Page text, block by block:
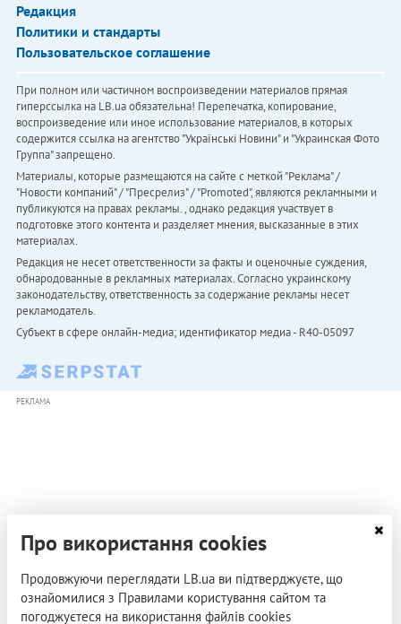
Редакция
Политики и стандарты
Пользовательское соглашение
При полном или частичном воспроизведении материалов прямая
гиперссылка на LB.ua обязательна! Перепечатка, копирование,
воспроизведение или иное использование материалов, в которых
содержится ссылка на агентство "Українськi Новини" и "Украинская Фото
Группа" запрещено.
Материалы, которые размещаются на сайте с меткой "Реклама" /
"Новости компаний" / "Пресрелиз" / "Promoted", являются рекламными и
публикуются на правах рекламы. , однако редакция участвует в
подготовке этого контента и разделяет мнения, высказанные в этих
материалах.
Редакция не несет ответственности за факты и оценочные суждения,
обнародованные в рекламных материалах. Согласно украинскому
законодательству, ответственность за содержание рекламы несет
рекламодатель.
Субъект в сфере онлайн-медиа; идентификатор медиа - R40-05097
РЕКЛАМА
Про використання cookies
Продовжуючи переглядати LB.ua ви підтверджуєте, що
ознайомилися з Правилами користування сайтом та
погоджуєтеся на використання файлів cookies